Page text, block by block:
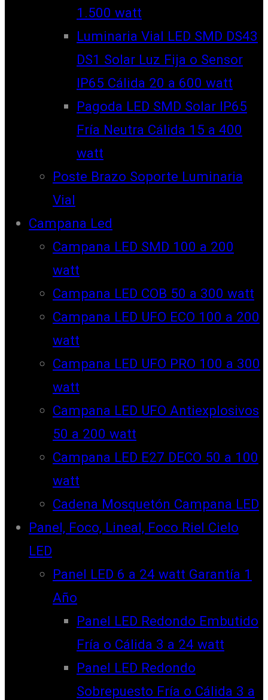
1.500 watt
Luminaria Vial LED SMD DS43
DS1 Solar Luz Fija o Sensor
IP65 Cálida 20 a 600 watt
Pagoda LED SMD Solar IP65
Fría Neutra Cálida 15 a 400
watt
Poste Brazo Soporte Luminaria
Vial
Campana Led
Campana LED SMD 100 a 200
watt
Campana LED COB 50 a 300 watt
Campana LED UFO ECO 100 a 200
watt
Campana LED UFO PRO 100 a 300
watt
Campana LED UFO Antiexplosivos
50 a 200 watt
Campana LED E27 DECO 50 a 100
watt
Cadena Mosquetón Campana LED
Panel, Foco, Lineal, Foco Riel Cielo
LED
Panel LED 6 a 24 watt Garantía 1
Año
Panel LED Redondo Embutido
Fría o Cálida 3 a 24 watt
Panel LED Redondo
Sobrepuesto Fría o Cálida 3 a